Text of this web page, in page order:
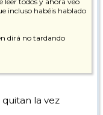
incluso habéis hablado
dirá no tardando
la vez